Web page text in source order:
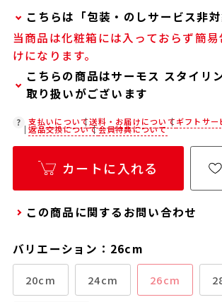
こちらは「包装・のしサービス非
当商品は弊社でのお包みには対応し
ん。
お客様ご自身で包装する際にお使
フト用品をご用意しておりますので
ピング用のギフトバッグや手提げ袋
は、以下より合わせてご購入くださ
通常商品用ギフト用品
当商品は化粧箱には入っておらず簡
けになります。
こちらの商品はサーモス スタイリ
取り扱いがございます
在庫状況につきましては、各店舗ま
ご確認ください。
店舗紹介ページ
支払いについて送料・お届けについてギフトサー
返品交換について会員特典について
カートに入れる
この商品に関するお問い合わせ
バリエーション：26cm
20cm 24cm 26cm